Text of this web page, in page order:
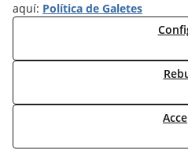
Avís legal
Política Cookies
aquí: Política de Galetes